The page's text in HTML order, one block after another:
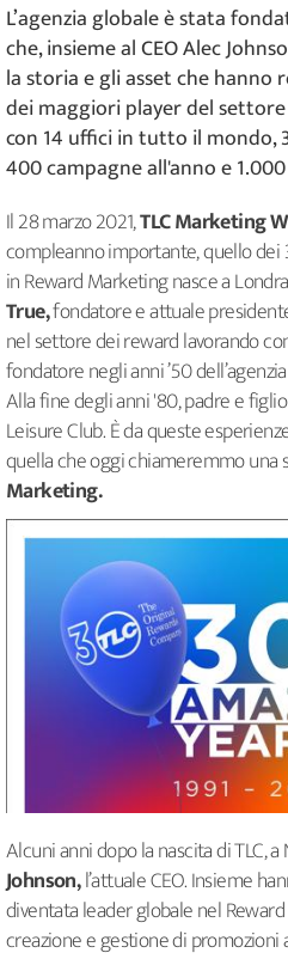
L’agenzia globale è stata
che, insieme al CEO Alec
la storia e gli asset che hanno
dei maggiori player del
con 14 uffici in tutto il
400 campagne all'anno e
Il 28 marzo 2021,TLC Marketing
compleanno importante, quello dei
in Reward Marketing nasce a
True,fondatore e attuale
nel settore dei reward lavorando
fondatore negli anni ’50
Alla fine degli anni '80, padre e
Leisure Club. È da queste
quella che oggi chiameremmo una
Marketing.
Alcuni anni dopo la nascita di TLC,
Johnson,l’attuale CEO. Insieme
diventata leader globale nel
creazione e gestione di